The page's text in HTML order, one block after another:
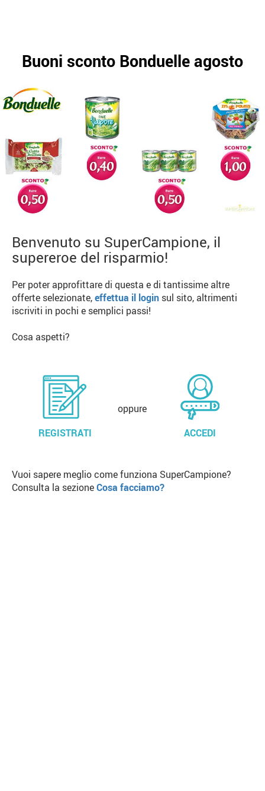
Buoni sconto Bonduelle agosto
Benvenuto su SuperCampione, il
supereroe del risparmio!
Per poter approfittare di questa e di tantissime altre
offerte selezionate,effettua il login sul sito, altrimenti
iscriviti in pochi e semplici passi!
Cosa aspetti?
REGISTRATI
oppure
ACCEDI
Vuoi sapere meglio come funziona SuperCampione?
Consulta la sezioneCosa facciamo?